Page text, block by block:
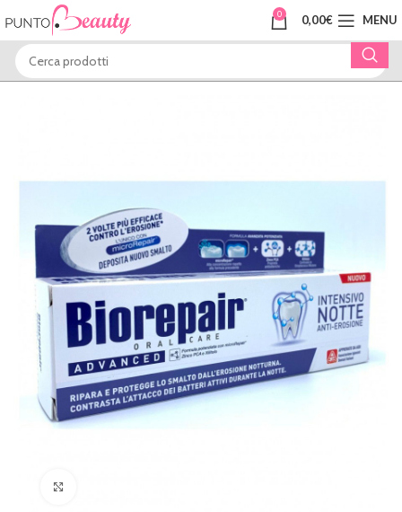
0 0,00€ MENU